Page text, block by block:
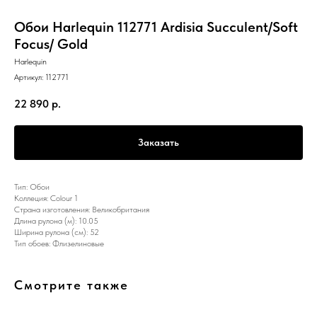
Обои Harlequin 112771 Ardisia Succulent/Soft
Focus/ Gold
Harlequin
Артикул: 112771
22 890 р.
Заказать
Тип: Обои
Коллеция: Colour 1
Страна изготовления: Великобритания
Длина рулона (м): 10.05
Ширина рулона (см): 52
Тип обоев: Флизелиновые
Смотрите также